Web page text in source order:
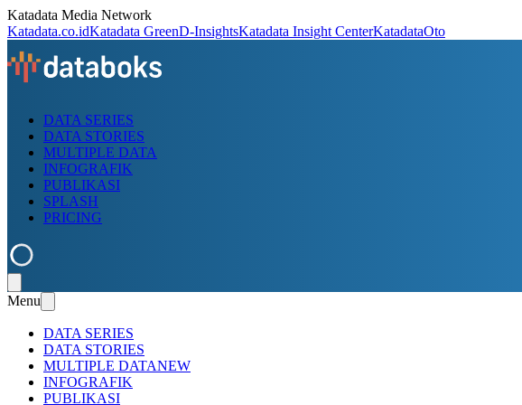
Katadata Media Network
Katadata.co.idKatadata GreenD-InsightsKatadata Insight CenterKatadataOto
DATA SERIES
DATA STORIES
MULTIPLE DATA
INFOGRAFIK
PUBLIKASI
SPLASH
PRICING
Menu
DATA SERIES
DATA STORIES
MULTIPLE DATANEW
INFOGRAFIK
PUBLIKASI